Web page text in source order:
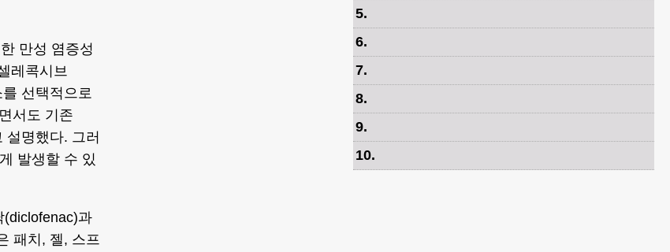
만성 염증성
레콕시브
선택적으로
서도 기존
설명했다. 그러
발생할 수 있
(diclofenac)과
패치, 젤, 스프
5.
6.
7.
8.
9.
10.